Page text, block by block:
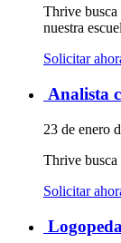
Thrive busca
nuestra
Solicitar
Analista
23 de enero
Thrive busca
Solicitar
Logopeda